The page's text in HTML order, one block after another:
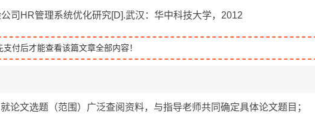
司HR管理系统优化研究[D].武汉：华中科技大学，2012
付后才能查看该篇文章全部内容！
论文选题（范围）广泛查阅资料，与指导老师共同确定具体论文题目；